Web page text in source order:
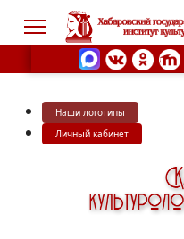
Наши логотипы
Личный кабинет